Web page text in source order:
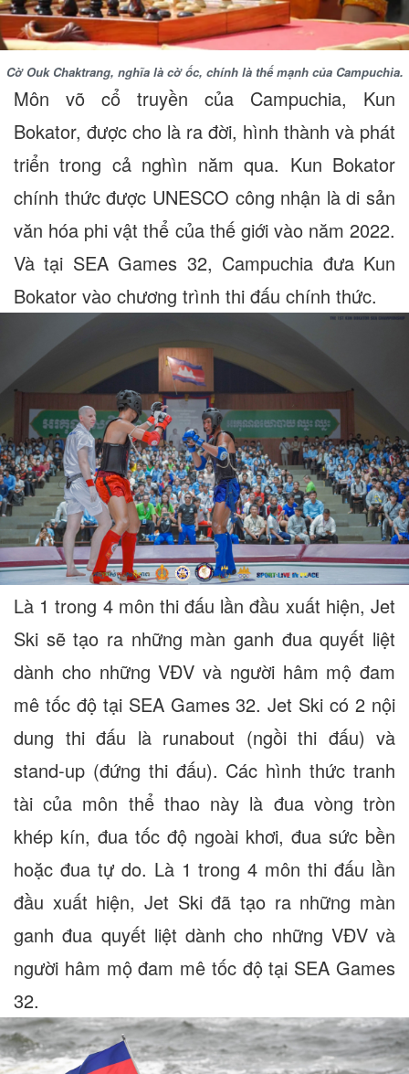
Cờ Ouk Chaktrang, nghĩa là cờ ốc, chính là thế mạnh của Campuchia.
Môn võ cổ truyền của Campuchia, Kun
Bokator, được cho là ra đời, hình thành và phát
triển trong cả nghìn năm qua. Kun Bokator
chính thức được UNESCO công nhận là di sản
văn hóa phi vật thể của thế giới vào năm 2022.
Và tại SEA Games 32, Campuchia đưa Kun
Bokator vào chương trình thi đấu chính thức.
Là 1 trong 4 môn thi đấu lần đầu xuất hiện, Jet
Ski sẽ tạo ra những màn ganh đua quyết liệt
dành cho những VĐV và người hâm mộ đam
mê tốc độ tại SEA Games 32. Jet Ski có 2 nội
dung thi đấu là runabout (ngồi thi đấu) và
stand-up (đứng thi đấu). Các hình thức tranh
tài của môn thể thao này là đua vòng tròn
khép kín, đua tốc độ ngoài khơi, đua sức bền
hoặc đua tự do. Là 1 trong 4 môn thi đấu lần
đầu xuất hiện, Jet Ski đã tạo ra những màn
ganh đua quyết liệt dành cho những VĐV và
người hâm mộ đam mê tốc độ tại SEA Games
32.